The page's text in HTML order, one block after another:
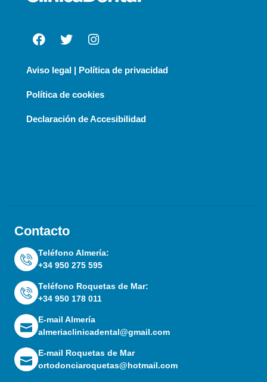
Contacto
Teléfono Almería:
+34 950 275 595
Teléfono Roquetas de Mar:
+34 950 178 011
E-mail Almería
almeriaclinicadental@gmail.com
E-mail Roquetas de Mar
ortodonciaroquetas@hotmail.com
Aviso legal | Política de privacidad
Política de cookies
Declaración de Accesibilidad